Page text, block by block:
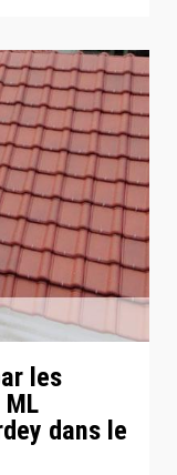
les
dans le